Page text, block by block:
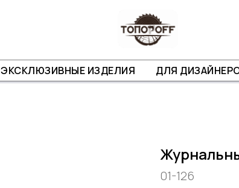
ЭКСКЛЮЗИВНЫЕ ИЗДЕЛИЯ ДЛЯ
01-126